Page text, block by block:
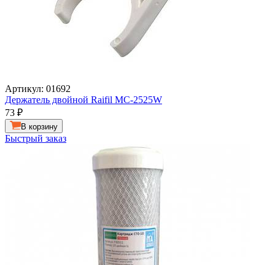
Артикул: 01692
Держатель двойной Raifil MC-2525W
73 ₽
В корзину
Быстрый заказ